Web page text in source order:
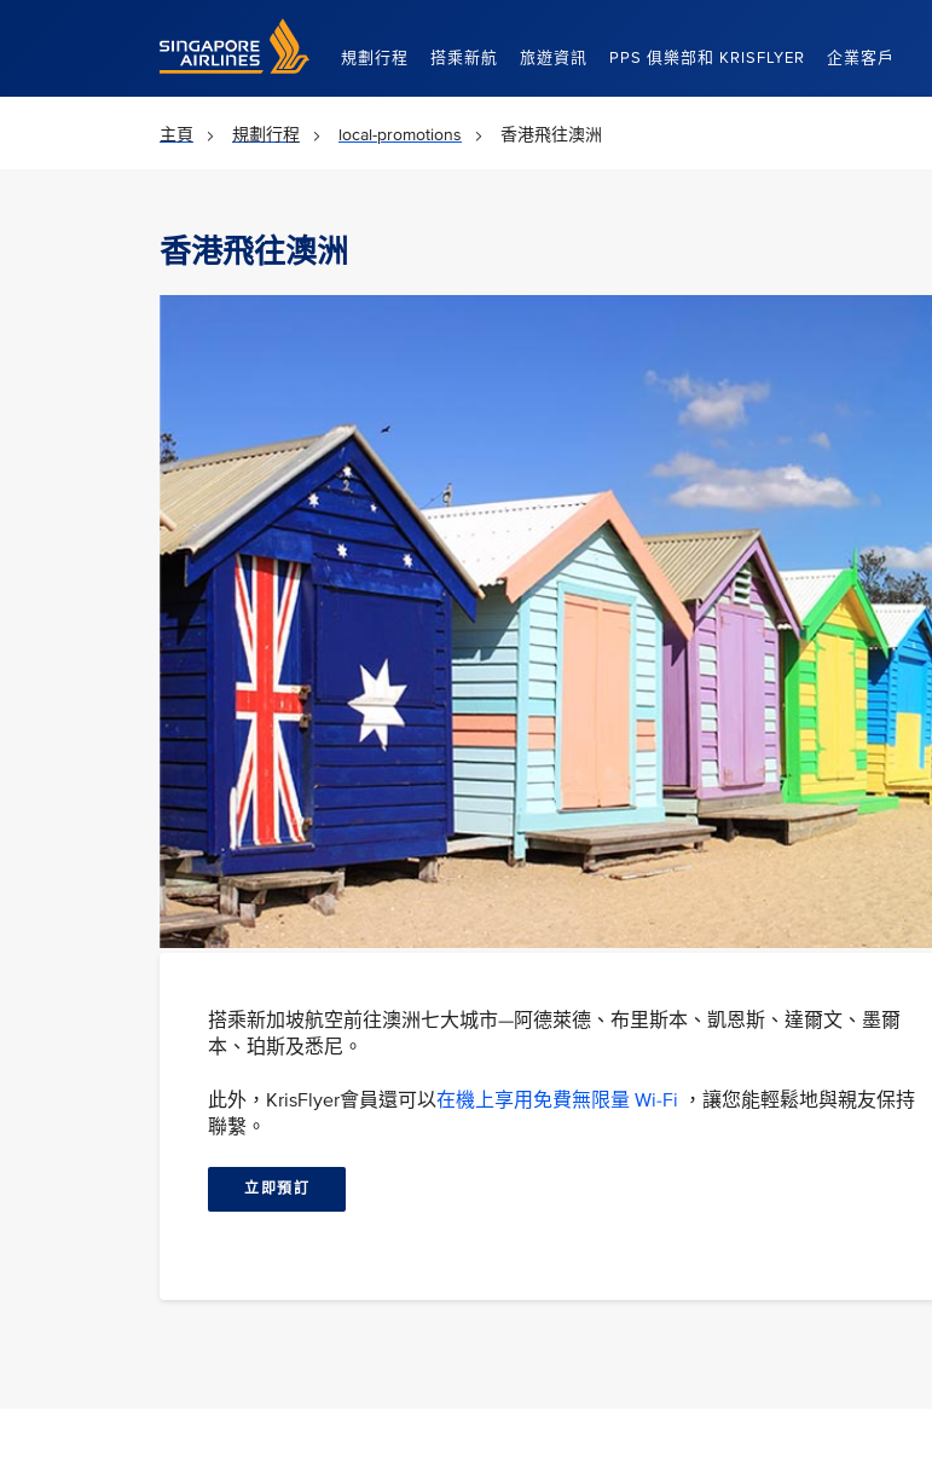
Singapore Airlines Home
規劃行程 搭乘新航 旅遊資訊 PPS 俱樂部和 KRISFLYER 企業客戶
主頁 規劃行程 local-promotions 香港飛往澳洲
香港飛往澳洲
搭乘新加坡航空前往澳洲七大城市—阿德萊德、布里斯本、凱恩斯、達爾文、墨爾
本、珀斯及悉尼。
此外，KrisFlyer會員還可以在機上享用免費無限量 Wi-Fi ，讓您能輕鬆地與親友保持
聯繫。
立即預訂